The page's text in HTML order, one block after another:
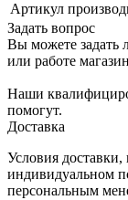
Артикул
Задать вопрос
Вы можете задать
или работе
Наши
помогут.
Доставка
Условия доставки,
индивидуальном
персональным